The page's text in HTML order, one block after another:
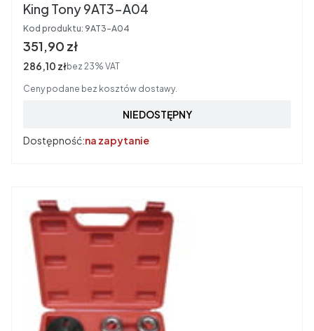
King Tony 9AT3-A04
Kod produktu: 9AT3-A04
Cena brutto
351,90 zł
Cena netto
286,10 złbez 23% VAT
Ceny podane bez kosztów dostawy.
NIEDOSTĘPNY
Dostępność:na zapytanie